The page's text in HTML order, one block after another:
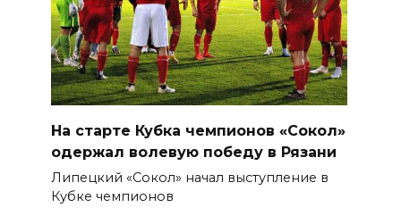
На старте Кубка чемпионов «Сокол»
одержал волевую победу в Рязани
Липецкий «Сокол» начал выступление в
Кубке чемпионов